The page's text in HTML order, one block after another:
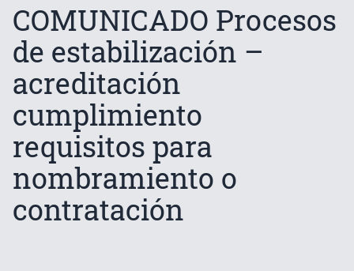
COMUNICADO Procesos
de estabilización –
acreditación
cumplimiento
requisitos para
nombramiento o
contratación